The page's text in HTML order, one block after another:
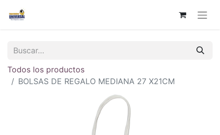
Todos los productos
BOLSAS DE REGALO MEDIANA 27 X21CM